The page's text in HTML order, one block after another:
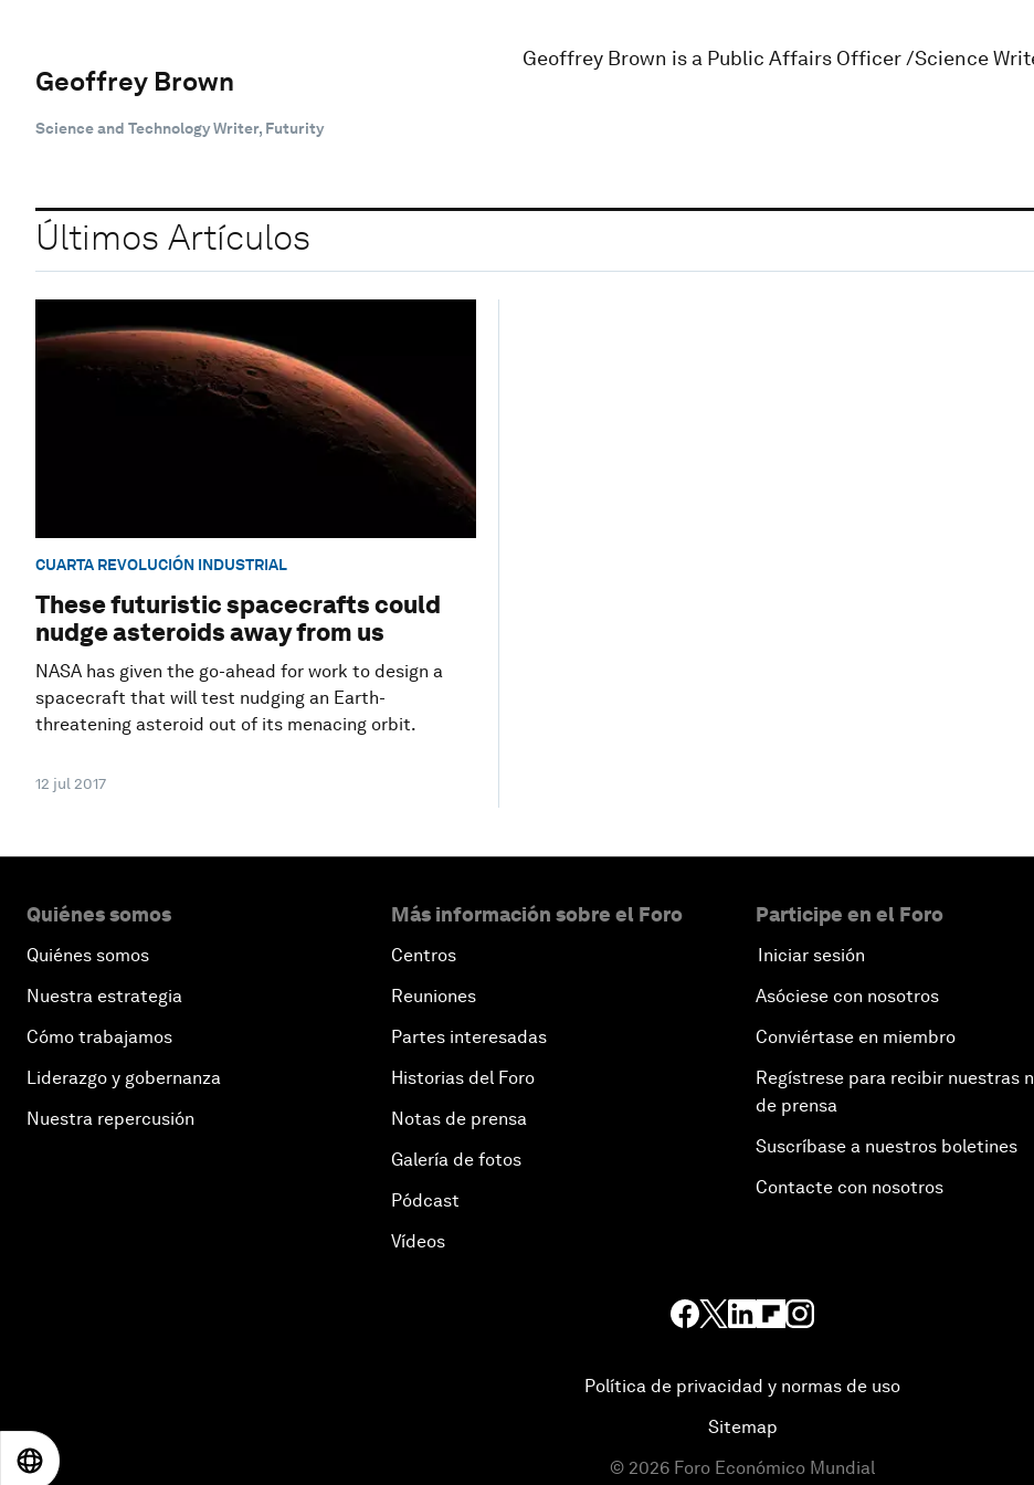
Geoffrey Brown
Science and Technology Writer, Futurity
Geoffrey Brown is a Public Affairs Officer /Science
Últimos Artículos
CUARTA REVOLUCIÓN INDUSTRIAL
These futuristic spacecrafts could
nudge asteroids away from us
NASA has given the go-ahead for work to design a
spacecraft that will test nudging an Earth-
threatening asteroid out of its menacing orbit.
12 jul 2017
Quiénes somos
Quiénes somos
Nuestra estrategia
Cómo trabajamos
Liderazgo y gobernanza
Nuestra repercusión
Más información sobre el Foro
Centros
Reuniones
Partes interesadas
Historias del Foro
Notas de prensa
Galería de fotos
Pódcast
Vídeos
Participe en el Foro
Iniciar sesión
Asóciese con nosotros
Conviértase en miembro
Regístrese para recibir nuestras
de prensa
Suscríbase a nuestros boletines
Contacte con nosotros
Política de privacidad y normas de uso
Sitemap
© 2026 Foro Económico Mundial